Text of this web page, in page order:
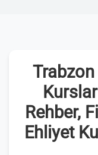
Trabzon
Rehber,
Ehliyet